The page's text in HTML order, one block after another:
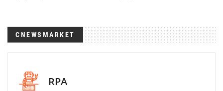
CNEWSMARKET
RPA